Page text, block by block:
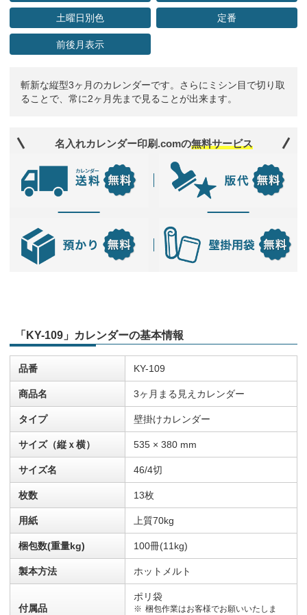
土曜日別色 定番
前後月表示
斬新な縦型3ヶ月のカレンダーです。さらにミシン目で切り取
ることで、常に2ヶ月先まで見ることが出来ます。
名入れカレンダー印刷.comの無料サービス
「KY-109」カレンダーの基本情報
品番 KY-109
商品名 3ヶ月まる見えカレンダー
タイプ 壁掛けカレンダー
サイズ（縦ｘ横） 535 × 380 mm
サイズ名 46/4切
枚数 13枚
用紙 上質70kg
梱包数(重量kg) 100冊(11kg)
製本方法 ホットメルト
付属品
ポリ袋
梱包作業はお客様でお願いいたしま